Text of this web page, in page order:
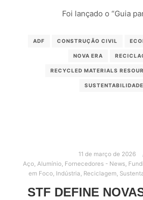
Foi lançado o “Guia
ADF CONSTRUÇÃO CIVIL
NOVA ERA
RECYCLED MATERIALS
SUSTENTABILIDADE
11 de março de 2026
Aço, Alumínio, Fornecedores - News,
em Foco, Indústria, Reciclagem,
STF DEFINE